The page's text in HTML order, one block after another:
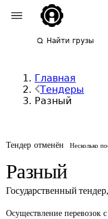
Найти грузы
Главная
Тендеры
Разный
Тендер отменён Несколько
Разный
Государственный тендер,
Осуществление перевозок